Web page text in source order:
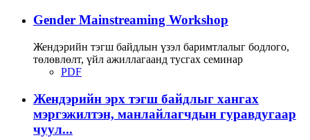
Gender Mainstreaming Workshop
Жендэрийн тэгш байдлын үзэл баримтлалыг бодлого,
төлөвлөлт, үйл ажиллагаанд тусгах семинар
PDF
Жендэрийн эрх тэгш байдлыг хангах
мэргэжилтэн, манлайлагчдын гуравдугаар
чуул...